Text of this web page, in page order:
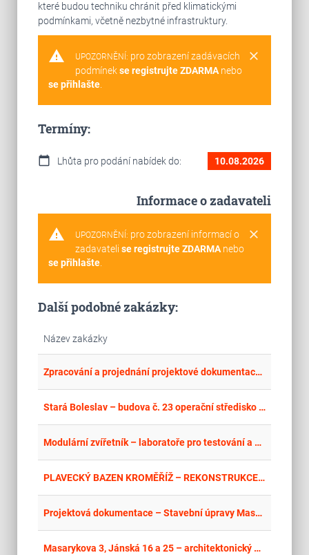
které budou techniku chránit před klimatickými
podmínkami, včetně nezbytné infrastruktury.
warning clear
UPOZORNĚNÍ: pro zobrazení zadávacích
podmínekse registrujte ZDARMAnebo
se přihlašte.
Termíny:
calendar_today Lhůta pro podání nabídek do: 10.08.2026
Informace o zadavateli
warning clear
UPOZORNĚNÍ: pro zobrazení informací o
zadavateli se registrujte ZDARMAnebo
se přihlašte.
Další podobné zakázky:
Název zakázky
Zpracování a projednání projektové dokumentace na zhotovení stavby „Komunitní DZR Suchohrdly
Stará Boleslav – budova č. 23 operační středisko – rekonstrukce
Modulární zvířetník – laboratoře pro testování a chov laboratorních zvířat – Objekt Ld – Design and Build – Nadstavba
PLAVECKÝ BAZEN KROMĚŘÍŽ – REKONSTRUKCE VNITŘNÍCH PROSTOR A TECHNOLOGICKÉHO ZÁZEMÍ – PROJEKTOVÁ DOKUMENTACE+INTERIÉR
Projektová dokumentace – Stavební úpravy Masarykova náměstí ve Vizovicích
Masarykova 3, Jánská 16 a 25 – architektonický návrh oprav vstupních prostor do domů